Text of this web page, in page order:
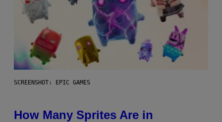
SCREENSHOT: EPIC GAMES
How Many Sprites Are in